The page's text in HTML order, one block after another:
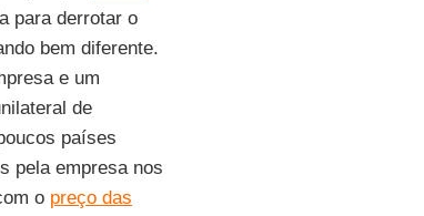
para derrotar o
bem diferente.
e um
de
países
pela empresa nos
o preço das